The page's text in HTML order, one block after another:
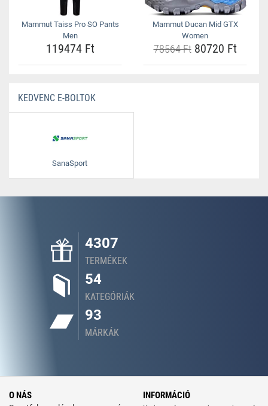
Mammut Taiss Pro SO Pants
Men
119474 Ft
Mammut Ducan Mid GTX
Women
78564 Ft80720 Ft
KEDVENC E-BOLTOK
SanaSport
4307
TERMÉKEK
54
KATEGÓRIÁK
93
MÁRKÁK
O NÁS INFORMÁCIÓ